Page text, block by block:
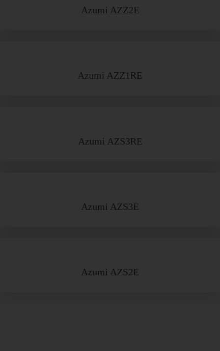
Azumi AZZ2E
Azumi AZZ1RE
Azumi AZS3RE
Azumi AZS3E
Azumi AZS2E